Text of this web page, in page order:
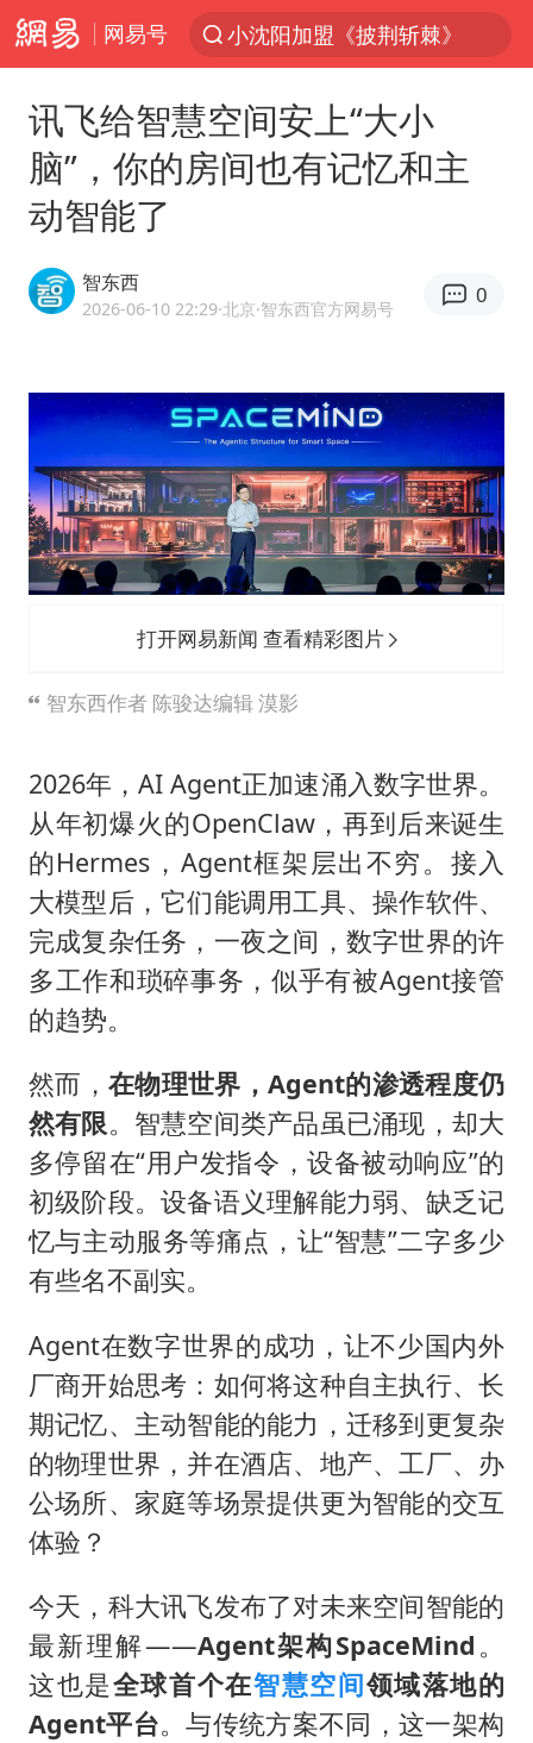
网易号
人形机器人第一股
白海豚路径图
武汉3名城管协管员殴打摊主被刑拘
4.2平卫生间补漏注胶花1.55万
宇树申购 中一签有望赚20万元
律师谈贾冰私人饭局被偷拍
面对面丨蔡磊：与渐冻症抗争 纵使不敌 也不屈服
手机真会“偷听”我们说话吗
从科技创新看开局起步的时与势
讯飞给智慧空间安上“大小
脑”，你的房间也有记忆和主
动智能了
智东西
2026-06-10 22:29·北京·智东西官方网易号
0
打开网易新闻 查看精彩图片
智东西作者 陈骏达编辑 漠影
2026年，AI Agent正加速涌入数字世界。
从年初爆火的OpenClaw，再到后来诞生
的Hermes，Agent框架层出不穷。接入
大模型后，它们能调用工具、操作软件、
完成复杂任务，一夜之间，数字世界的许
多工作和琐碎事务，似乎有被Agent接管
的趋势。
然而， 在物理世界，Agent的渗透程度仍
然有限。智慧空间类产品虽已涌现，却大
多停留在“用户发指令，设备被动响应”的
初级阶段。设备语义理解能力弱、缺乏记
忆与主动服务等痛点，让“智慧”二字多少
有些名不副实。
Agent在数字世界的成功，让不少国内外
厂商开始思考：如何将这种自主执行、长
期记忆、主动智能的能力，迁移到更复杂
的物理世界，并在酒店、地产、工厂、办
公场所、家庭等场景提供更为智能的交互
体验？
今天，科大讯飞发布了对未来空间智能的
最新理解——Agent架构SpaceMind 。
这也是全球首个在智慧空间领域落地的
Agent平台。与传统方案不同，这一架构